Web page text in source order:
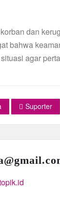
dan
bahwa
agar
Suporter